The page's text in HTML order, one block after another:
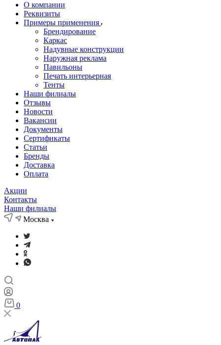
О компании
Реквизиты
Примеры применения
Брендирование
Каркас
Надувные конструкции
Наружная реклама
Павильоны
Печать интерьерная
Тенты
Наши филиалы
Отзывы
Новости
Вакансии
Документы
Cертификаты
Статьи
Бренды
Доставка
Оплата
Акции
Контакты
Наши филиалы
Москва
0